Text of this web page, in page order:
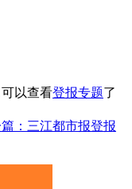
以查看登报专题了
：三江都市报登报